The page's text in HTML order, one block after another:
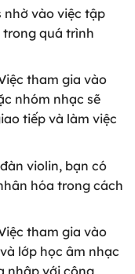
nhờ vào việc tập
quá trình
tham gia vào
nhóm nhạc sẽ
tiếp và làm việc
violin, bạn có
hóa trong cách
tham gia vào
lớp học âm nhạc